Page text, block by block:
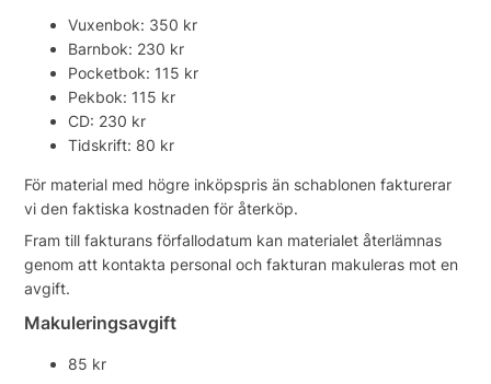
Vuxenbok: 350 kr
Barnbok: 230 kr
Pocketbok: 115 kr
Pekbok: 115 kr
CD: 230 kr
Tidskrift: 80 kr
För material med högre inköpspris än schablonen fakturerar
vi den faktiska kostnaden för återköp.
Fram till fakturans förfallodatum kan materialet återlämnas
genom att kontakta personal och fakturan makuleras mot en
avgift.
Makuleringsavgift
85 kr